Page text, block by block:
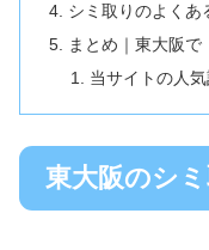
シミ取りのよくあ
まとめ｜東大阪
当サイトの人
東大阪のシ